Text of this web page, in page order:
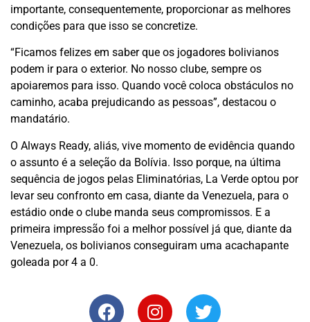
importante, consequentemente, proporcionar as melhores
condições para que isso se concretize.
“Ficamos felizes em saber que os jogadores bolivianos
podem ir para o exterior. No nosso clube, sempre os
apoiaremos para isso. Quando você coloca obstáculos no
caminho, acaba prejudicando as pessoas”, destacou o
mandatário.
O Always Ready, aliás, vive momento de evidência quando
o assunto é a seleção da Bolívia. Isso porque, na última
sequência de jogos pelas Eliminatórias, La Verde optou por
levar seu confronto em casa, diante da Venezuela, para o
estádio onde o clube manda seus compromissos. E a
primeira impressão foi a melhor possível já que, diante da
Venezuela, os bolivianos conseguiram uma acachapante
goleada por 4 a 0.